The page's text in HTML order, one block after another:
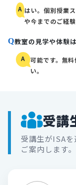
A はい。個別授業
や今までのご経
Q教室の見学や体験
A
可能です。無
い。
受講
受講生がISA
ご案内します。